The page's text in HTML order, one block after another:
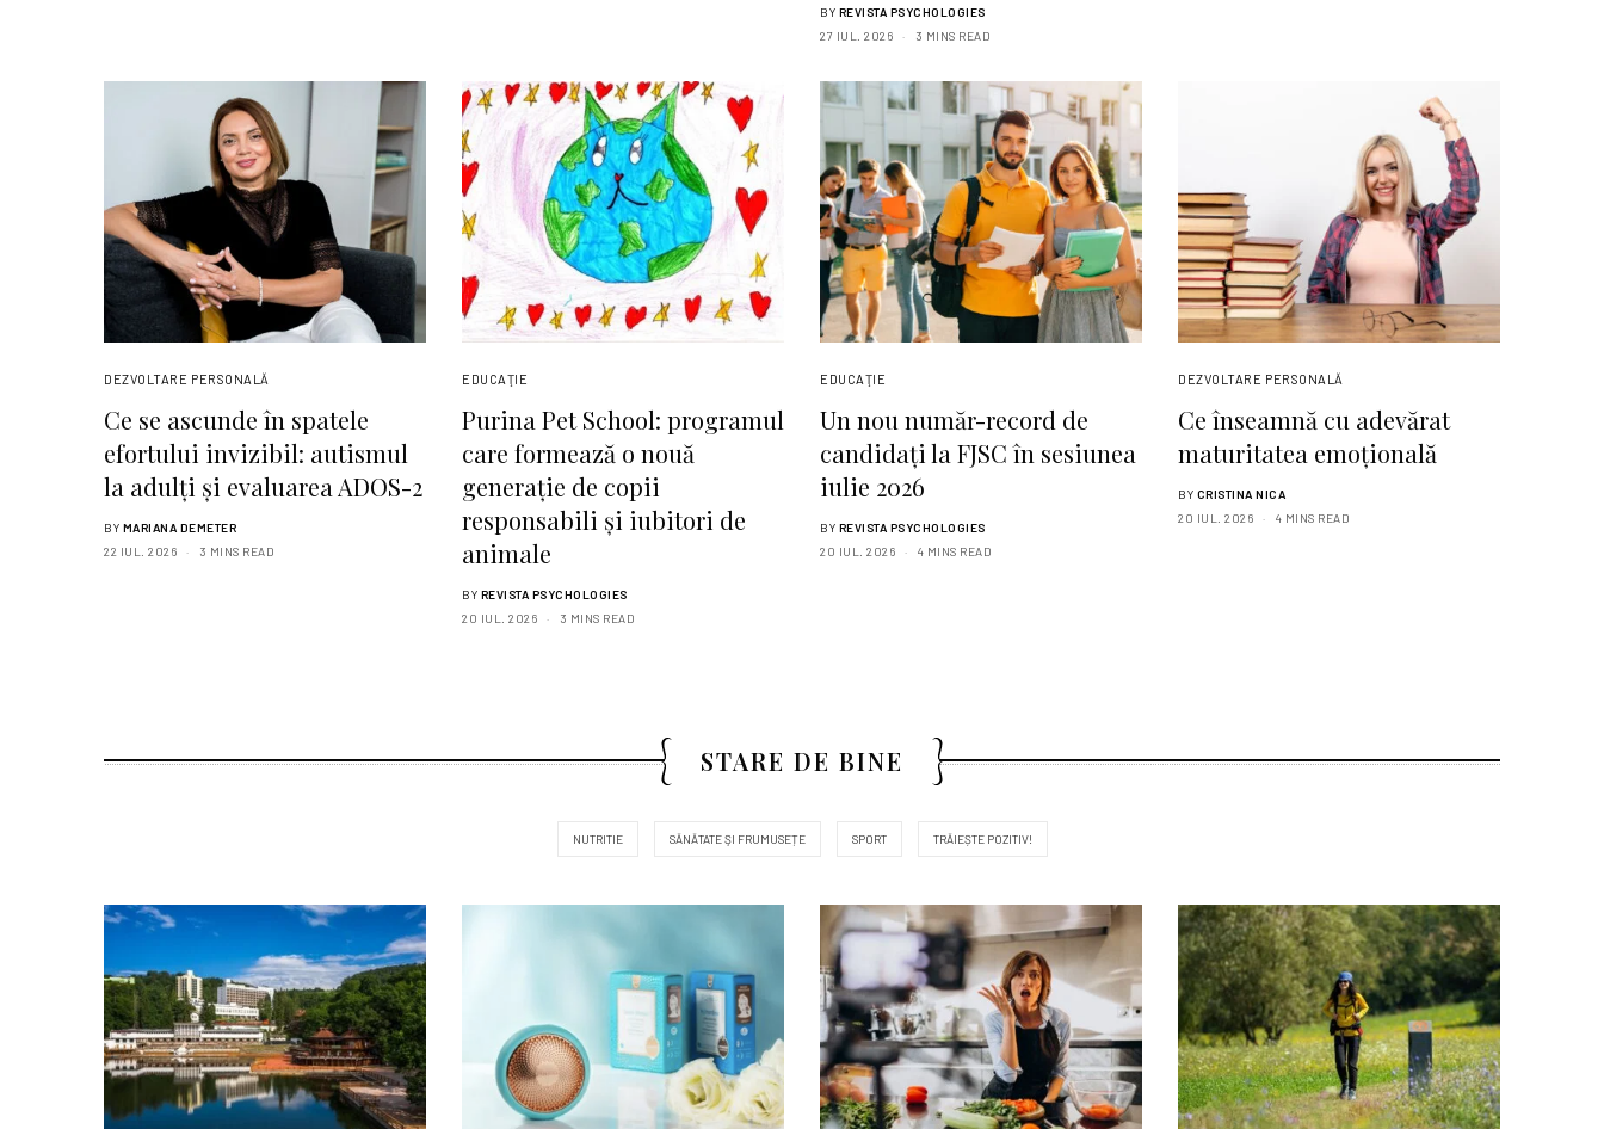
BY REVISTA PSYCHOLOGIES
27 IUL. 2026
3 MINS READ
DEZVOLTARE PERSONALĂ
Ce se ascunde în spatele
efortului invizibil: autismul
la adulți și evaluarea ADOS-2
BY MARIANA DEMETER
22 IUL. 2026
3 MINS READ
EDUCAŢIE
Purina Pet School: programul
care formează o nouă
generație de copii
responsabili și iubitori de
animale
BY REVISTA PSYCHOLOGIES
20 IUL. 2026
3 MINS READ
EDUCAŢIE
Un nou număr-record de
candidați la FJSC în sesiunea
iulie 2026
BY REVISTA PSYCHOLOGIES
20 IUL. 2026
4 MINS READ
DEZVOLTARE PERSONALĂ
Ce înseamnă cu adevărat
maturitatea emoțională
BY CRISTINA NICA
20 IUL. 2026
4 MINS READ
STARE DE BINE
NUTRITIE SĂNĂTATE ŞI FRUMUSEȚE SPORT TRĂIEȘTE POZITIV!